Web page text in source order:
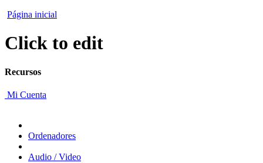
Página inicial
Click to edit
Recursos
Mi Cuenta
Ordenadores
Audio / Video